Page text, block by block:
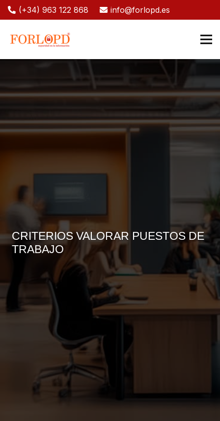
(+34) 963 122 868 info@forlopd.es
CRITERIOS VALORAR PUESTOS DE
TRABAJO